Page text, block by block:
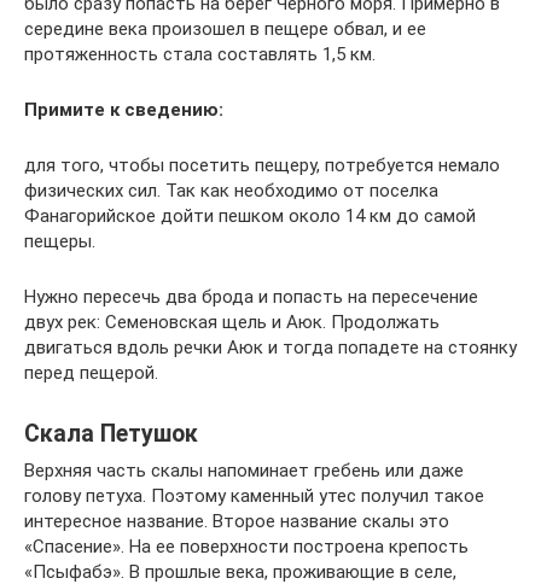
середине века произошел в пещере обвал, и ее
протяженность стала составлять 1,5 км.
Примите к сведению:
для того, чтобы посетить пещеру, потребуется немало
физических сил. Так как необходимо от поселка
Фанагорийское дойти пешком около 14 км до самой
пещеры.
Нужно пересечь два брода и попасть на пересечение
двух рек: Семеновская щель и Аюк. Продолжать
двигаться вдоль речки Аюк и тогда попадете на стоянку
перед пещерой.
Скала Петушок
Верхняя часть скалы напоминает гребень или даже
голову петуха. Поэтому каменный утес получил такое
интересное название. Второе название скалы это
«Спасение». На ее поверхности построена крепость
«Псыфабэ». В прошлые века, проживающие в селе,